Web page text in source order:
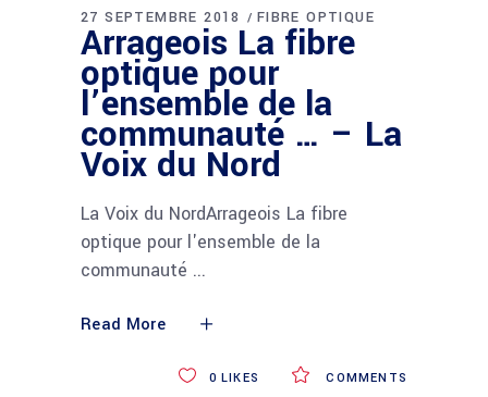
27 SEPTEMBRE 2018 FIBRE OPTIQUE
Arrageois La fibre
optique pour
l’ensemble de la
communauté … – La
Voix du Nord
La Voix du NordArrageois La fibre
optique pour l'ensemble de la
communauté
Read More
COMMENTS
0 LIKES